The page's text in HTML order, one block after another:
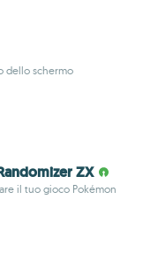
dello schermo
ZX
il tuo gioco Pokémon